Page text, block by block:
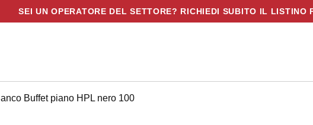
SEI UN OPERATORE DEL SETTORE? RICHIEDI SUBITO IL LISTINO
Banco Buffet piano HPL nero 100